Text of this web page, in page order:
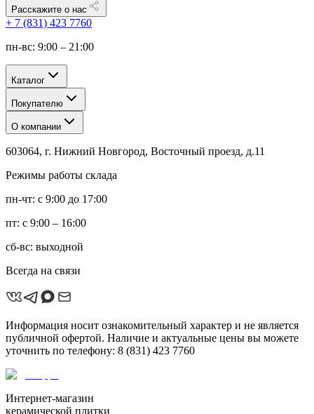
Расскажите о нас
+ 7 (831) 423 7760
пн-вс: 9:00 – 21:00
Каталог
Покупателю
О компании
603064, г. Нижний Новгород, Восточный проезд, д.11
Режимы работы склада
пн-чт: с 9:00 до 17:00
пт: с 9:00 – 16:00
сб-вс: выходной
Всегда на связи
Информация носит ознакомительный характер и не является
публичной офертой. Наличие и актуальные цены вы можете
уточнить по телефону: 8 (831) 423 7760
Интернет-магазин
керамической плитки